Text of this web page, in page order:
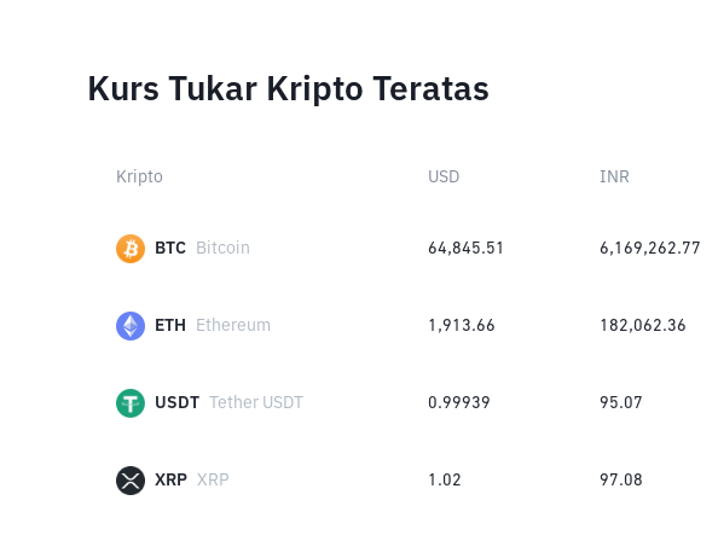
Kurs Tukar Kripto Teratas
Kripto USD INR
BTC Bitcoin 64,845.51 6,169,262.77
ETH Ethereum 1,913.66 182,062.36
USDT Tether USDT 0.99939 95.07
XRP XRP 1.02 97.08